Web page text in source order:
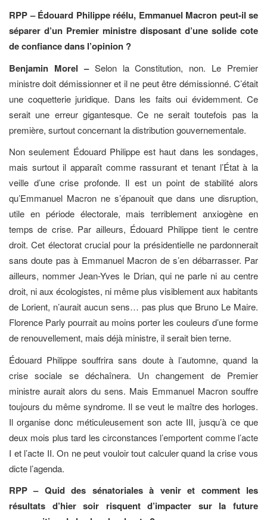
RPP – Édouard Philippe réélu, Emmanuel Macron peut-il se
séparer d’un Premier ministre disposant d’une solide cote
de confiance dans l’opinion ?
Benjamin Morel –Selon la Constitution, non. Le Premier
ministre doit démissionner et il ne peut être démissionné. C’était
une coquetterie juridique. Dans les faits oui évidemment. Ce
serait une erreur gigantesque. Ce ne serait toutefois pas la
première, surtout concernant la distribution gouvernementale.
Non seulement Édouard Philippe est haut dans les sondages,
mais surtout il apparaît comme rassurant et tenant l’État à la
veille d’une crise profonde. Il est un point de stabilité alors
qu’Emmanuel Macron ne s’épanouit que dans une disruption,
utile en période électorale, mais terriblement anxiogène en
temps de crise. Par ailleurs, Édouard Philippe tient le centre
droit. Cet électorat crucial pour la présidentielle ne pardonnerait
sans doute pas à Emmanuel Macron de s’en débarrasser. Par
ailleurs, nommer Jean-Yves le Drian, qui ne parle ni au centre
droit, ni aux écologistes, ni même plus visiblement aux habitants
de Lorient, n’aurait aucun sens… pas plus que Bruno Le Maire.
Florence Parly pourrait au moins porter les couleurs d’une forme
de renouvellement, mais déjà ministre, il serait bien terne.
Édouard Philippe souffrira sans doute à l’automne, quand la
crise sociale se déchaînera. Un changement de Premier
ministre aurait alors du sens. Mais Emmanuel Macron souffre
toujours du même syndrome. Il se veut le maître des horloges.
Il organise donc méticuleusement son acte III, jusqu’à ce que
deux mois plus tard les circonstances l’emportent comme l’acte
I et l’acte II. On ne peut vouloir tout calculer quand la crise vous
dicte l’agenda.
RPP – Quid des sénatoriales à venir et comment les
résultats d’hier soir risquent d’impacter sur la future